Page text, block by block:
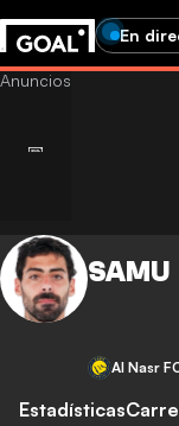
En
SAMU
Al Nasr
Estadísticas